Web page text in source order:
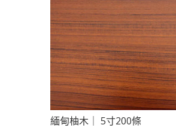
緬甸柚木｜ 5寸200條